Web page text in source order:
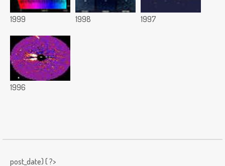
1999 1998 1997
1996
post_date) { ?>